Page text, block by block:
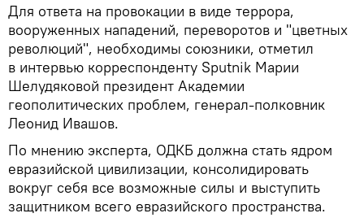
Для ответа на провокации в виде террора,
вооруженных нападений, переворотов и "цветных
революций", необходимы союзники, отметил
в интервью корреспонденту Sputnik Марии
Шелудяковой президент Академии
геополитических проблем, генерал-полковник
Леонид Ивашов.
По мнению эксперта, ОДКБ должна стать ядром
евразийской цивилизации, консолидировать
вокруг себя все возможные силы и выступить
защитником всего евразийского пространства.